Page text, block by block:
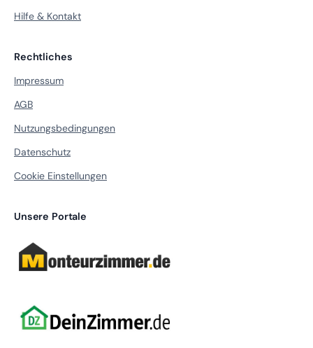
Hilfe & Kontakt
Rechtliches
Impressum
AGB
Nutzungsbedingungen
Datenschutz
Cookie Einstellungen
Unsere Portale